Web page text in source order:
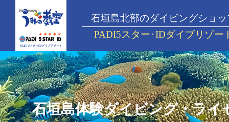
石垣島北部のダイビングショッ
PADI5スター･IDダイブリゾー
石垣島体験ダイビング・ライ